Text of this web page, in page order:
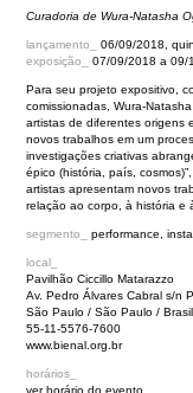
Curadoria de Wura-Natasha
lançamento_ 06/09/2018,
exposição_ 07/09/2018 a 09/
Para seu projeto expositivo,
comissionadas, Wura-
artistas de diferentes origens
novos trabalhos em um
investigações criativas
épico (história, país,
artistas apresentam novos
relação ao corpo, à história e
segmento_ performance,
local_
Pavilhão Ciccillo Matarazzo
Av. Pedro Álvares Cabral s/n
São Paulo / São Paulo / Brasil
55-11-5576-7600
www.bienal.org.br
horários_
ver horário do evento